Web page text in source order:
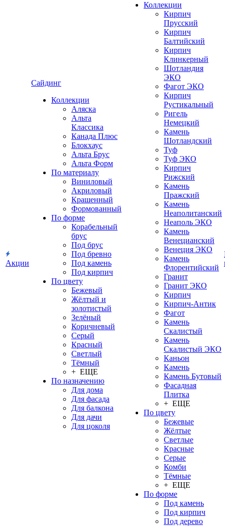
Акции
Сайдинг
Коллекции
Аляска
Альта
Классика
Канада Плюс
Блокхаус
Альта Брус
Альта Форм
По материалу
Виниловый
Акриловый
Крашенный
Формованный
По форме
Корабельный
брус
Под брус
Под бревно
Под камень
Под кирпич
По цвету
Бежевый
Жёлтый и
золотистый
Зелёный
Коричневый
Серый
Красный
Светлый
Тёмный
+ ЕЩЕ
По назначению
Для дома
Для фасада
Для балкона
Для дачи
Для цоколя
Коллекции
Кирпич
Прусский
Кирпич
Балтийский
Кирпич
Клинкерный
Шотландия
ЭКО
Фагот ЭКО
Кирпич
Рустикальный
Ригель
Немецкий
Камень
Шотландский
Туф
Туф ЭКО
Кирпич
Рижский
Камень
Пражский
Камень
Неаполитанский
Неаполь ЭКО
Камень
Венецианский
Венеция ЭКО
Камень
Флорентийский
Гранит
Гранит ЭКО
Кирпич
Кирпич-Антик
Фагот
Камень
Скалистый
Камень
Скалистый ЭКО
Каньон
Камень
Камень Бутовый
Фасадная
Плитка
+ ЕЩЕ
По цвету
Бежевые
Жёлтые
Светлые
Красные
Серые
Комби
Тёмные
+ ЕЩЕ
По форме
Под камень
Под кирпич
Под дерево